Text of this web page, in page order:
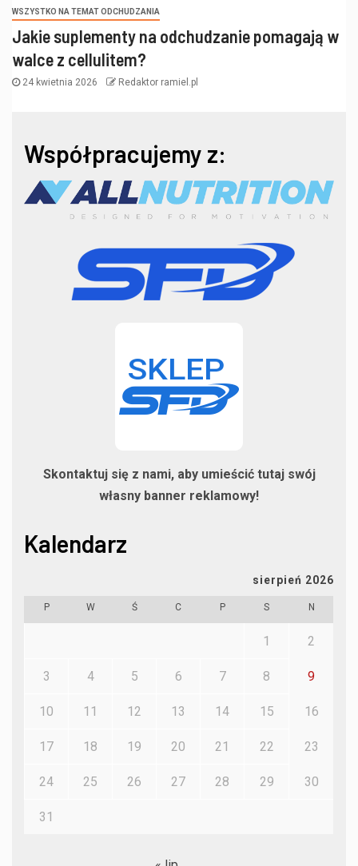
WSZYSTKO NA TEMAT ODCHUDZANIA
Jakie suplementy na odchudzanie pomagają w
walce z cellulitem?
24 kwietnia 2026 Redaktor ramiel.pl
Współpracujemy z:
Skontaktuj się z nami, aby umieścić tutaj swój
własny banner reklamowy!
Kalendarz
sierpień 2026
P W Ś C P S N
1 2
3 4 5 6 7 8 9
10 11 12 13 14 15 16
17 18 19 20 21 22 23
24 25 26 27 28 29 30
31